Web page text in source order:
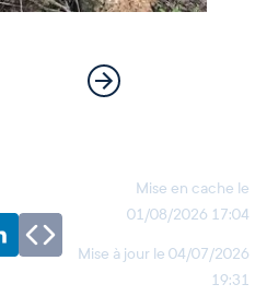
Mise en cache le
01/08/2026 17:04
Mise à jour le 04/07/2026
19:31